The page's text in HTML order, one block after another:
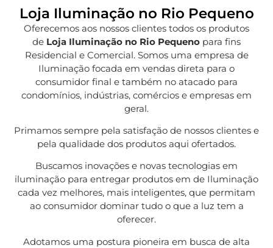
Loja Iluminação no Rio Pequeno
Oferecemos aos nossos clientes todos os produtos
de Loja Iluminação no Rio Pequeno para fins
Residencial e Comercial. Somos uma empresa de
Iluminação focada em vendas direta para o
consumidor final e também no atacado para
condomínios, indústrias, comércios e empresas em
geral.
Primamos sempre pela satisfação de nossos clientes e
pela qualidade dos produtos aqui ofertados.
Buscamos inovações e novas tecnologias em
iluminação para entregar produtos em de Iluminação
cada vez melhores, mais inteligentes, que permitam
ao consumidor dominar tudo o que a luz tem a
oferecer.
Adotamos uma postura pioneira em busca de alta